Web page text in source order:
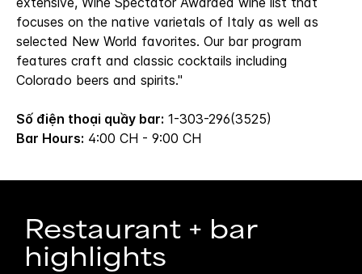
focuses on the native varietals of Italy as well as
selected New World favorites. Our bar program
features craft and classic cocktails including
Colorado beers and spirits."
Số điện thoại quầy bar: 1-303-296(3525)
Bar Hours: 4:00 CH - 9:00 CH
Restaurant + bar
highlights